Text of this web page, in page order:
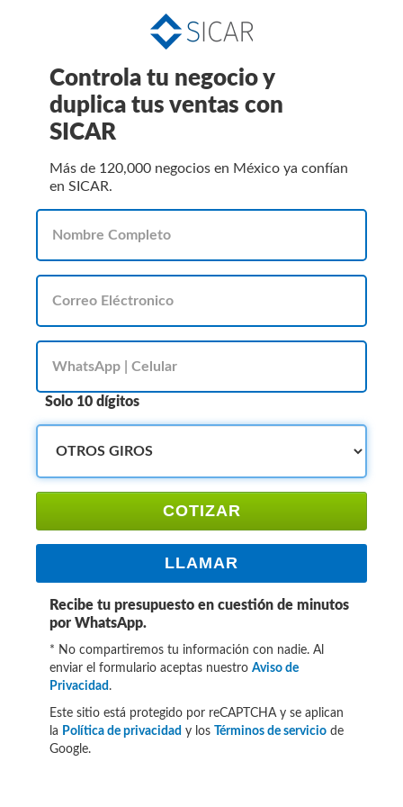
Controla tu negocio y
duplica tus ventas con
SICAR
Más de 120,000 negocios en México ya confían
en SICAR.
Solo 10 dígitos
COTIZAR
LLAMAR
Recibe tu presupuesto en cuestión de minutos
por WhatsApp.
* No compartiremos tu información con nadie. Al
enviar el formulario aceptas nuestro Aviso de
Privacidad .
Este sitio está protegido por reCAPTCHA y se aplican
la Política de privacidad y los Términos de servicio de
Google.